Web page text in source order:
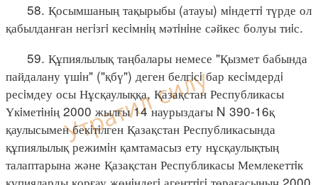
58. Қосымшаның тақырыбы (атауы) мiндеттi түрде ол
қабылданған негiзгi кесiмнiң мәтiнiне сәйкес болуы тиiс.
59. Құпиялылық таңбалары немесе "Қызмет бабында
пайдалану үшiн" ("қбү") деген белгiсi бар кесiмдердi
ресiмдеу осы Нұсқаулыққа, Қазақстан Республикасы
Үкiметiнiң 2000 жылғы 14 наурыздағы N 390-16қ
қаулысымен бекiтiлген Қазақстан Республикасында
құпиялылық режимiн қамтамасыз ету нұсқаулықтың
талаптарына және Қазақстан Республикасы Мемлекеттiк
құпияларды қорғау жөнiндегi агенттiгi төрағасының 2000